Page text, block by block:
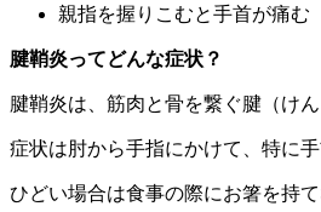
親指を握りこむと手首が痛む
腱鞘炎ってどんな症状？
腱鞘炎は、筋肉と骨を繋ぐ腱（け
症状は肘から手指にかけて、特に
ひどい場合は食事の際にお箸を持